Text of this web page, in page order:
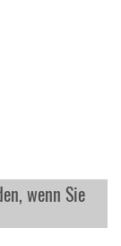
wenn Sie